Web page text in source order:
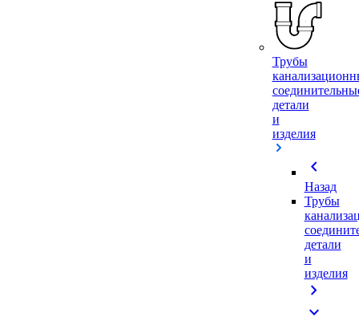
Трубы
детали
и
изделия
chevron_left
Назад
Трубы
детали
и
изделия
chevron_right
expand_more